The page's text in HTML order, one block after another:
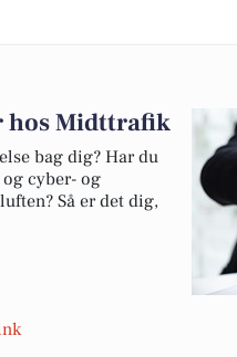
hos Midttrafik
bag dig? Har du
cyber- og
Så er det dig,